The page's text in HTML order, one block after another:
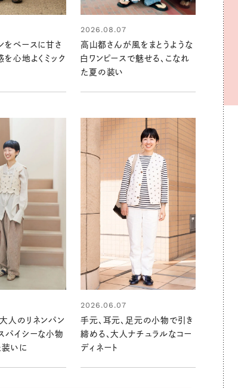
をベースに甘さ
を心地よくミック
2026.08.07
高山都さんが風をまとうような
白ワンピースで魅せる、こなれ
た夏の装い
人のリネンパン
パイシーな小物
いに
2026.06.07
手元、耳元、足元の小物で引き
締める、大人ナチュラルなコー
ディネート